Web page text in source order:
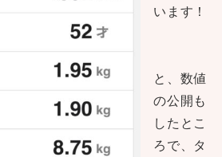
います！
と、数値
の公開も
したとこ
ろで、タ